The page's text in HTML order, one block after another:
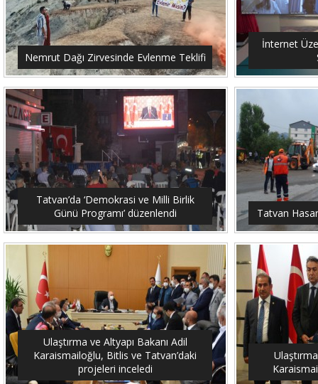
Nemrut Dağı Zirvesinde Evlenme Teklifi
İnternet
Tatvan’da ‘Demokrasi ve Milli Birlik
Günü Programı’ düzenlendi
Tatvan Hasar
Ulaştırma ve Altyapı Bakanı Adil
Karaismailoğlu, Bitlis ve Tatvan’daki
projeleri inceledi